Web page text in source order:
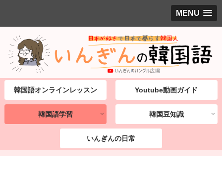
MENU
韓国語オンラインレッスン Youtube動画ガイド
韓国語学習 韓国豆知識
いんぎんの日常